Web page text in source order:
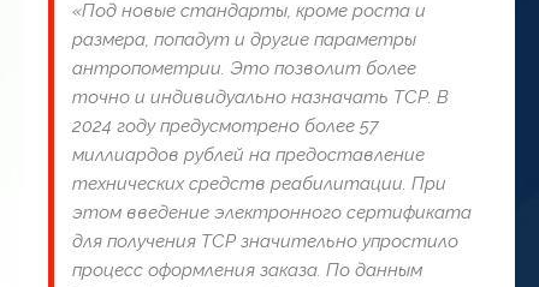
«Под новые стандарты, кроме роста и
размера, попадут и другие параметры
антропометрии. Это позволит более
точно и индивидуально назначать ТСР. В
2024 году предусмотрено более 57
миллиардов рублей на предоставление
технических средств реабилитации. При
этом введение электронного сертификата
для получения ТСР значительно упростило
процесс оформления заказа. По данным